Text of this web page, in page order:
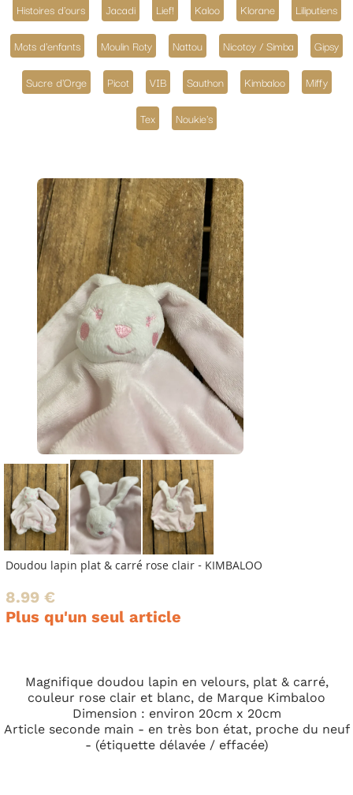
Histoires d'ours Jacadi Lief! Kaloo Klorane Liliputiens
Mots d'enfants Moulin Roty Nattou Nicotoy / Simba Gipsy
Sucre d'Orge Picot VIB Sauthon Kimbaloo Miffy
Tex Noukie's
Doudou lapin plat & carré rose clair - KIMBALOO
8.99 €
Plus qu'un seul article
Magnifique doudou lapin en velours, plat & carré,
couleur rose clair et blanc, de Marque Kimbaloo
Dimension : environ 20cm x 20cm
Article seconde main - en très bon état, proche du neuf
- (étiquette délavée / effacée)